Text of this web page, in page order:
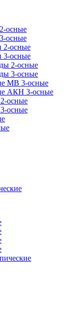
осные
осные
2-осные
3-осные
2-осные
3-осные
МВ 3-осные
АКН 3-осные
осные
осные